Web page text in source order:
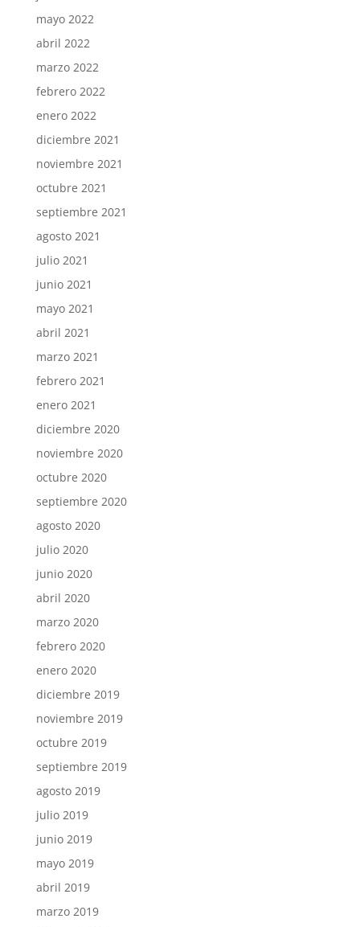
mayo 2022
abril 2022
marzo 2022
febrero 2022
enero 2022
diciembre 2021
noviembre 2021
octubre 2021
septiembre 2021
agosto 2021
julio 2021
junio 2021
mayo 2021
abril 2021
marzo 2021
febrero 2021
enero 2021
diciembre 2020
noviembre 2020
octubre 2020
septiembre 2020
agosto 2020
julio 2020
junio 2020
abril 2020
marzo 2020
febrero 2020
enero 2020
diciembre 2019
noviembre 2019
octubre 2019
septiembre 2019
agosto 2019
julio 2019
junio 2019
mayo 2019
abril 2019
marzo 2019